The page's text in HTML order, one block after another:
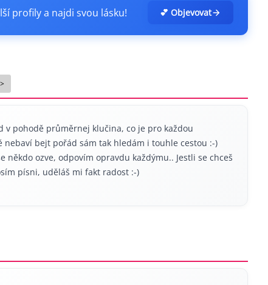
profily a najdi svou lásku! 💕 Objevovat
>
v pohodě průměrnej klučina, co je pro každou
nebaví bejt pořád sám tak hledám i touhle cestou :-)
někdo ozve, odpovím opravdu každýmu.. Jestli se chceš
písni, uděláš mi fakt radost :-)